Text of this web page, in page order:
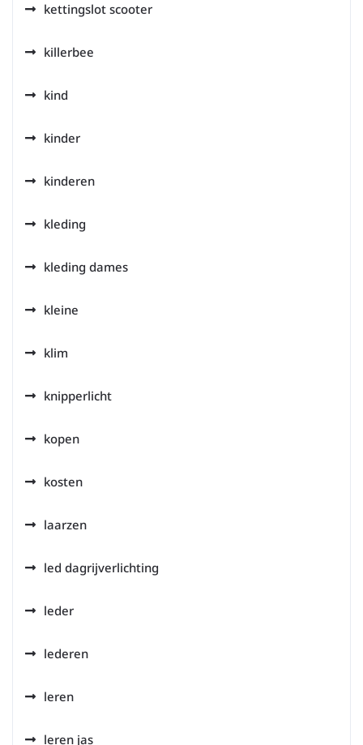
kettingslot scooter
killerbee
kind
kinder
kinderen
kleding
kleding dames
kleine
klim
knipperlicht
kopen
kosten
laarzen
led dagrijverlichting
leder
lederen
leren
leren jas